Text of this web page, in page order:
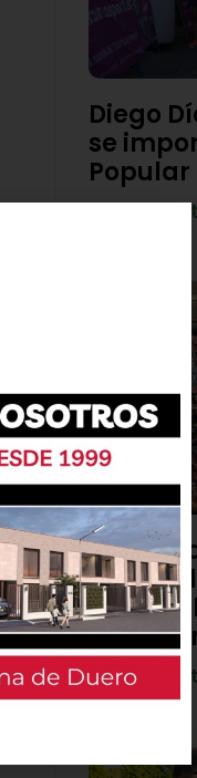
Diego
se
Popular
4 de
Viana
para
honor a
4 de